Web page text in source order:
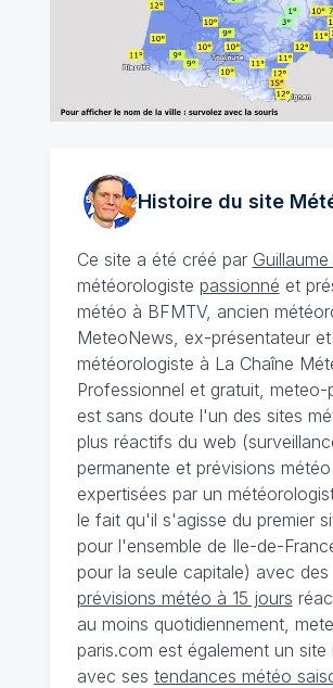
Histoire du site
Ce site a été créé par
météorologiste passionné et
météo à BFMTV, ancien
MeteoNews, ex-présentateur et
météorologiste à La Chaîne
Professionnel et gratuit, meteo-
est sans doute l'un des sites
plus réactifs du web
permanente et prévisions météo
expertisées par un
le fait qu'il s'agisse du premier
pour l'ensemble de Ile-de-
pour la seule capitale) avec des
prévisions météo à 15 jours
au moins quotidiennement,
paris.com est également un site
avec ses tendances météo